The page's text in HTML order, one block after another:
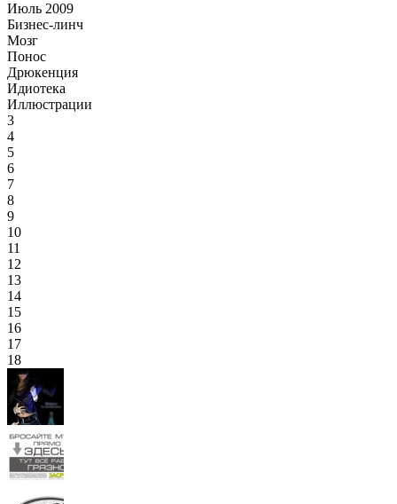
Июль 2009
Бизнес-линч
Мозг
Понос
Дрюкенция
Идиотека
Иллюстрации
3
4
5
6
7
8
9
10
11
12
13
14
15
16
17
18